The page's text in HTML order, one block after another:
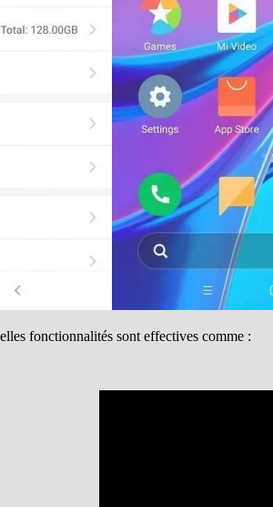
fonctionnalités sont effectives comme :